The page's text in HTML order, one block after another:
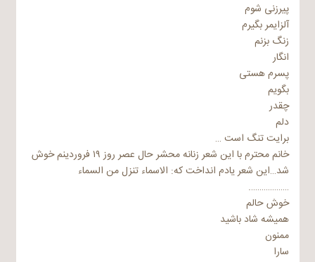
پیرزنی شوم
آلزایمر بگیرم
زنگ بزنم
انگار
پسرم هستی
بگویم
چقدر
دلم
برایت تنگ است …
خانم محترم با این شعر زنانه محشر حال عصر روز ۱۹ فروردینم خوش
شد…این شعر یادم انداخت که: الاسماء تنزل من السماء
……………….
خوش حالم
همیشه شاد باشید
ممنون
سارا